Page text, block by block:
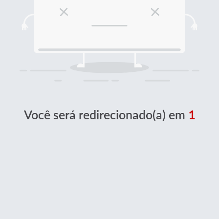
Você será redirecionado(a) em 1